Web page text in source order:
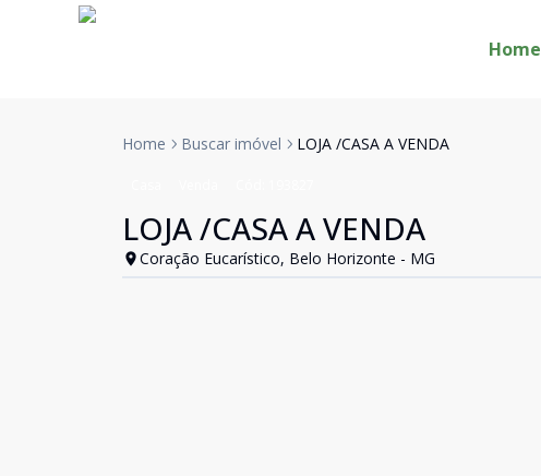
Home
Home Buscar imóvel LOJA /CASA A VENDA
LOJA /CASA A VENDA
Coração Eucarístico, Belo Horizonte - MG